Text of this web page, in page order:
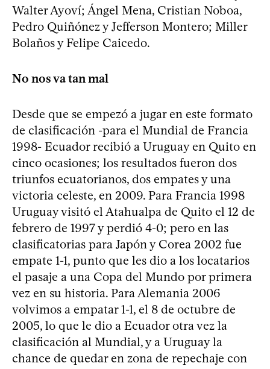
Walter Ayoví; Ángel Mena, Cristian Noboa,
Pedro Quiñónez y Jefferson Montero; Miller
Bolaños y Felipe Caicedo.
No nos va tan mal
Desde que se empezó a jugar en este formato
de clasificación -para el Mundial de Francia
1998- Ecuador recibió a Uruguay en Quito en
cinco ocasiones; los resultados fueron dos
triunfos ecuatorianos, dos empates y una
victoria celeste, en 2009. Para Francia 1998
Uruguay visitó el Atahualpa de Quito el 12 de
febrero de 1997 y perdió 4-0; pero en las
clasificatorias para Japón y Corea 2002 fue
empate 1-1, punto que les dio a los locatarios
el pasaje a una Copa del Mundo por primera
vez en su historia. Para Alemania 2006
volvimos a empatar 1-1, el 8 de octubre de
2005, lo que le dio a Ecuador otra vez la
clasificación al Mundial, y a Uruguay la
chance de quedar en zona de repechaje con